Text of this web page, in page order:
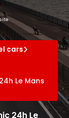
cars
Le Mans
24h Le